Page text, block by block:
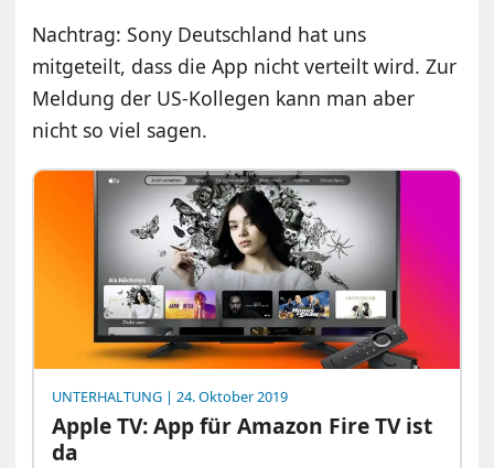
Nachtrag: Sony Deutschland hat uns
mitgeteilt, dass die App nicht verteilt wird. Zur
Meldung der US-Kollegen kann man aber
nicht so viel sagen.
UNTERHALTUNG | 24. Oktober 2019
Apple TV: App für Amazon Fire TV ist
da